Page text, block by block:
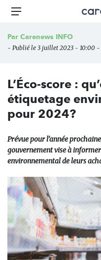
Aller
principal
des
Menu
Par Carenews INFO
- Publié le 3 juillet 2023 - 10:00
L’Éco-score :
étiquetage
pour 2024?
Prévue pour l’année
gouvernement vise à
environnemental de leurs